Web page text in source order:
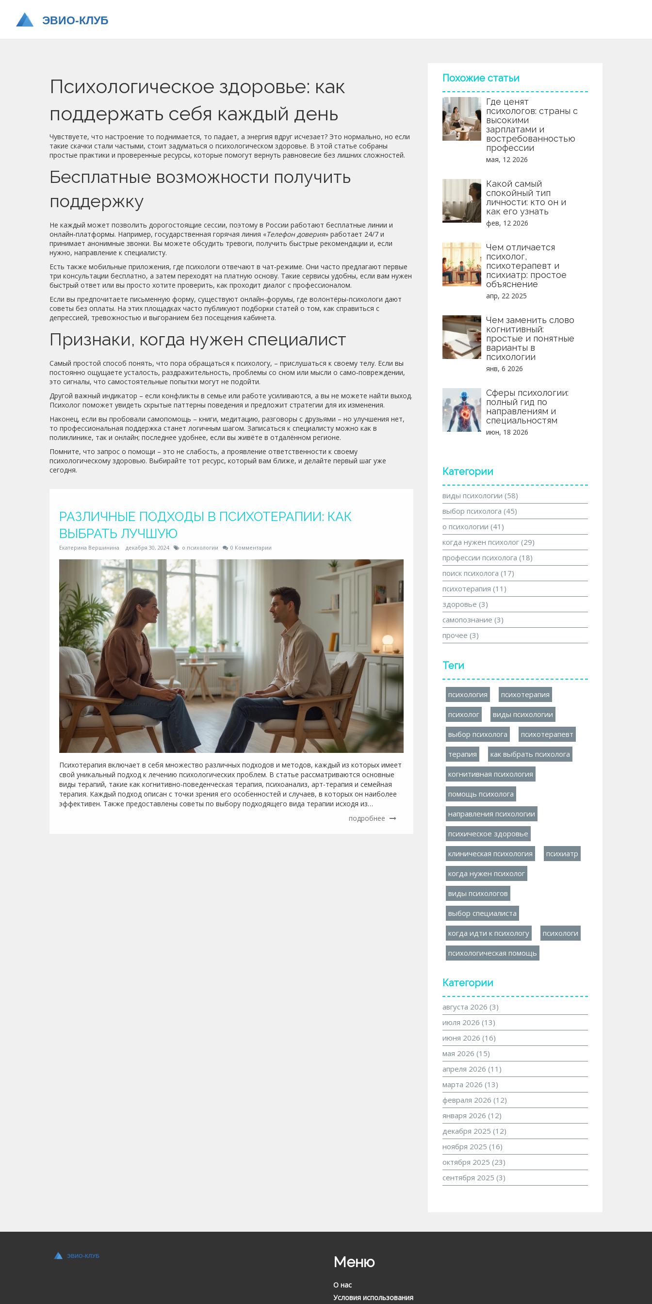
Психологическое здоровье: как
поддержать себя каждый день
Чувствуете, что настроение то поднимается, то падает, а энергия вдруг исчезает? Это нормально, но если
такие скачки стали частыми, стоит задуматься о психологическом здоровье. В этой статье собраны
простые практики и проверенные ресурсы, которые помогут вернуть равновесие без лишних сложностей.
Бесплатные возможности получить
поддержку
Не каждый может позволить дорогостоящие сессии, поэтому в России работают бесплатные линии и
онлайн‑платформы. Например, государственная горячая линия «Телефон доверия» работает 24/7 и
принимает анонимные звонки. Вы можете обсудить тревоги, получить быстрые рекомендации и, если
нужно, направление к специалисту.
Есть также мобильные приложения, где психологи отвечают в чат‑режиме. Они часто предлагают первые
три консультации бесплатно, а затем переходят на платную основу. Такие сервисы удобны, если вам нужен
быстрый ответ или вы просто хотите проверить, как проходит диалог с профессионалом.
Если вы предпочитаете письменную форму, существуют онлайн‑форумы, где волонтёры‑психологи дают
советы без оплаты. На этих площадках часто публикуют подборки статей о том, как справиться с
депрессией, тревожностью и выгоранием без посещения кабинета.
Признаки, когда нужен специалист
Самый простой способ понять, что пора обращаться к психологу, – прислушаться к своему телу. Если вы
постоянно ощущаете усталость, раздражительность, проблемы со сном или мысли о само‑повреждении,
это сигналы, что самостоятельные попытки могут не подойти.
Другой важный индикатор – если конфликты в семье или работе усиливаются, а вы не можете найти выход.
Психолог поможет увидеть скрытые паттерны поведения и предложит стратегии для их изменения.
Наконец, если вы пробовали самопомощь – книги, медитацию, разговоры с друзьями – но улучшения нет,
то профессиональная поддержка станет логичным шагом. Записаться к специалисту можно как в
поликлинике, так и онлайн; последнее удобнее, если вы живёте в отдалённом регионе.
Помните, что запрос о помощи – это не слабость, а проявление ответственности к своему
психологическому здоровью. Выбирайте тот ресурс, который вам ближе, и делайте первый шаг уже
сегодня.
РАЗЛИЧНЫЕ ПОДХОДЫ В ПСИХОТЕРАПИИ: КАК
ВЫБРАТЬ ЛУЧШУЮ
Екатерина Вершинина декабря 30, 2024 о психологии 0 Комментарии
Психотерапия включает в себя множество различных подходов и методов, каждый из которых имеет
свой уникальный подход к лечению психологических проблем. В статье рассматриваются основные
виды терапий, такие как когнитивно-поведенческая терапия, психоанализ, арт-терапия и семейная
терапия. Каждый подход описан с точки зрения его особенностей и случаев, в которых он наиболее
эффективен. Также предоставлены советы по выбору подходящего вида терапии исходя из
подробнее
Похожие статьи
Где ценят
психологов: страны с
высокими
зарплатами и
востребованностью
профессии
мая, 12 2026
Какой самый
спокойный тип
личности: кто он и
как его узнать
фев, 12 2026
Чем отличается
психолог,
психотерапевт и
психиатр: простое
объяснение
апр, 22 2025
Чем заменить слово
когнитивный:
простые и понятные
варианты в
психологии
янв, 6 2026
Сферы психологии:
полный гид по
направлениям и
специальностям
июн, 18 2026
Категории
виды психологии (58)
выбор психолога (45)
о психологии (41)
когда нужен психолог (29)
профессии психолога (18)
поиск психолога (17)
психотерапия (11)
здоровье (3)
самопознание (3)
прочее (3)
Теги
психология психотерапия
психолог виды психологии
выбор психолога психотерапевт
терапия как выбрать психолога
когнитивная психология
помощь психолога
направления психологии
психическое здоровье
клиническая психология психиатр
когда нужен психолог
виды психологов
выбор специалиста
когда идти к психологу психологи
психологическая помощь
Категории
августа 2026 (3)
июля 2026 (13)
июня 2026 (16)
мая 2026 (15)
апреля 2026 (11)
марта 2026 (13)
февраля 2026 (12)
января 2026 (12)
декабря 2025 (12)
ноября 2025 (16)
октября 2025 (23)
сентября 2025 (3)
Меню
О нас
Условия использования